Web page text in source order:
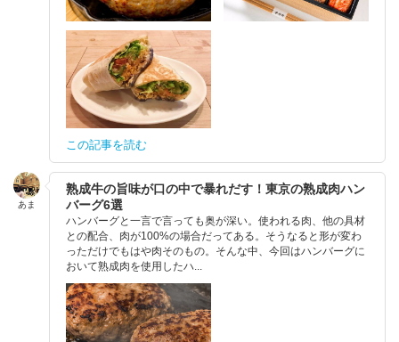
この記事を読む
あま
熟成牛の旨味が口の中で暴れだす！東京の熟成肉ハン
バーグ6選
ハンバーグと一言で言っても奥が深い。使われる肉、他の具材
との配合、肉が100%の場合だってある。そうなると形が変わ
っただけでもはや肉そのもの。そんな中、今回はハンバーグに
おいて熟成肉を使用したハ...